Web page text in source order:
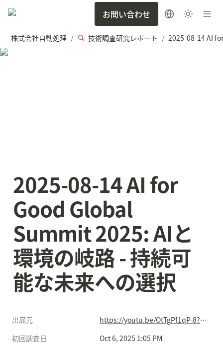
お問い合わせ
株式会社自動処理 / 技術調査研究レポート /
2025-08-14 AI for
Good Global
Summit 2025: AIと
環境の岐路 - 持続可
能な未来への選択
出展元
https://youtu.be/OtTgPf1qP-8?si=SNtGUpzbg_9chlqg
初回調査日
Oct 6, 2025 1:05 PM